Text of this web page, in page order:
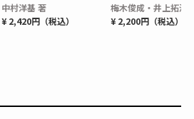
中村洋基 著
¥ 2,420円（税込）
梅木俊成・井上拓海
¥ 2,200円（税込）